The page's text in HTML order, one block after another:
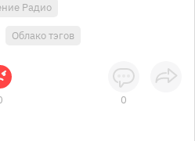
Радио
Облако тэгов
0